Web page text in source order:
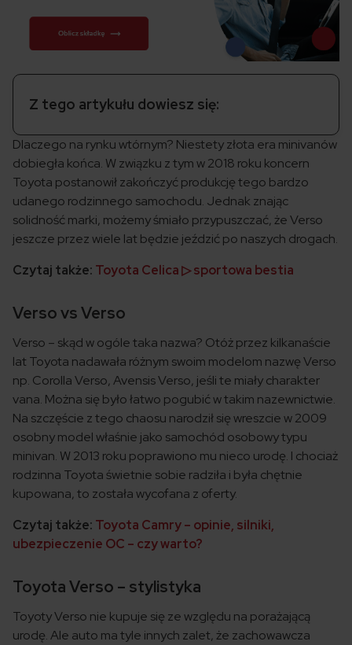
Z tego artykułu dowiesz się:
Dlaczego na rynku wtórnym? Niestety złota era minivanów
dobiegła końca. W związku z tym w 2018 roku koncern
Toyota postanowił zakończyć produkcję tego bardzo
udanego rodzinnego samochodu. Jednak znając
solidność marki, możemy śmiało przypuszczać, że Verso
jeszcze przez wiele lat będzie jeździć po naszych drogach.
Czytaj także: Toyota Celica ▷ sportowa bestia
Verso vs Verso
Verso – skąd w ogóle taka nazwa? Otóż przez kilkanaście
lat Toyota nadawała różnym swoim modelom nazwę Verso
np. Corolla Verso, Avensis Verso, jeśli te miały charakter
vana. Można się było łatwo pogubić w takim nazewnictwie.
Na szczęście z tego chaosu narodził się wreszcie w 2009
osobny model właśnie jako samochód osobowy typu
minivan. W 2013 roku poprawiono mu nieco urodę. I chociaż
rodzinna Toyota świetnie sobie radziła i była chętnie
kupowana, to została wycofana z oferty.
Czytaj także: Toyota Camry – opinie, silniki,
ubezpieczenie OC – czy warto?
Toyota Verso – stylistyka
Toyoty Verso nie kupuje się ze względu na porażającą
urodę. Ale auto ma tyle innych zalet, że zachowawcza